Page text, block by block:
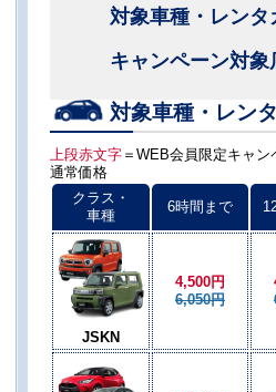
対象車種・レンタ
キャンペーン対象
対象車種・レン
上段赤文字 ＝WEB会員限定キャ
通常価格
クラス・
車種
6時間まで
JSKN
4,500円
6,050円